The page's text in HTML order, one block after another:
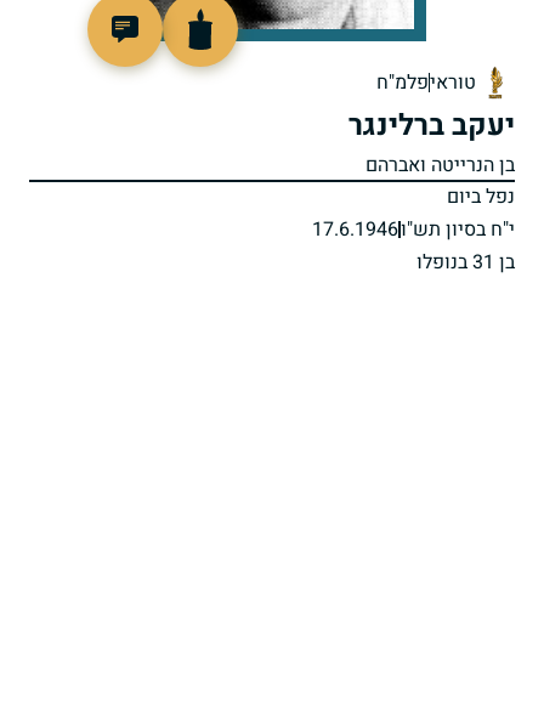
טוראיפלמ"ח
יעקב ברלינגר
בן הנרייטה ואברהם
נפל ביום
י"ח בסיון תש"ו17.6.1946
בן 31 בנופלו